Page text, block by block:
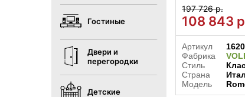
Гостиные
Двери и
перегородки
Детские
197 726 р.
108 843
Артикул
Фабрика
Стиль
Страна
Модель